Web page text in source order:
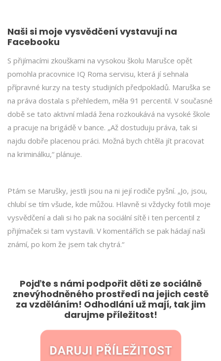
Naši si moje vysvědčení vystavují na
Facebooku
S přijímacími zkouškami na vysokou školu Marušce opět
pomohla pracovnice IQ Roma servisu, která jí sehnala
přípravné kurzy na testy studijních předpokladů. Maruška se
na práva dostala s přehledem, měla 91 percentil. V současné
době se tato aktivní mladá žena rozkoukává na vysoké škole
a pracuje na brigádě v bance. „Až dostuduju práva, tak si
najdu dobře placenou práci. Možná bych chtěla jít pracovat
na kriminálku,“ plánuje.
Ptám se Marušky, jestli jsou na ni její rodiče pyšní. „Jo, jsou,
chlubí se tím všude, kde můžou. Hlavně si vždycky fotili moje
vysvědčení a dali si ho pak na sociální sítě i ten percentil z
přijímaček si tam vystavili. V komentářích se pak hádají naši
známí, po kom že jsem tak chytrá.“
Pojďte s námi podpořit děti ze sociálně
znevýhodněného prostředí na jejich cestě
za vzděláním! Odhodlání už mají, tak jim
darujme příležitost!